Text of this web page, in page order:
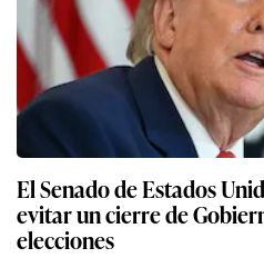
El Senado de Estados
evitar un cierre de
elecciones